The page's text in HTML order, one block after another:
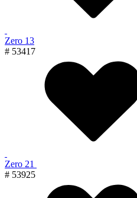
Zero 13
# 53417
Zero 21
# 53925